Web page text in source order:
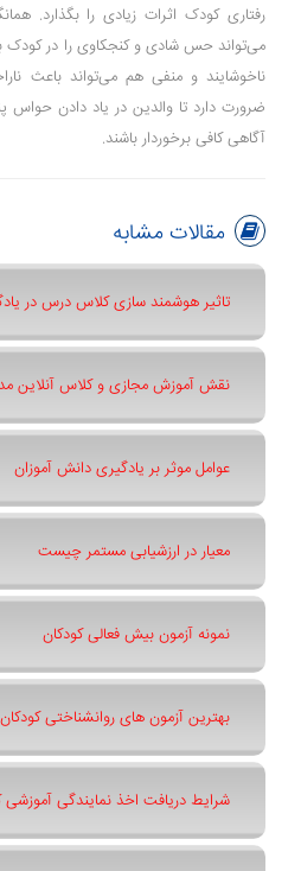
رفتاری کودک اثرات زیادی را بگذارد.
می‌تواند حس شادی و کنجکاوی را در کودک
ناخوشایند و منفی هم می‌تواند باعث
ضرورت دارد تا والدین در یاد دادن حواس
آگاهی کافی برخوردار باشند.
مقالات مشابه
تاثیر هوشمند سازی کلاس درس در
نقش آموزش مجازی و کلاس آنلاین
عوامل موثر بر یادگیری دانش آموزان
معیار در ارزشیابی مستمر چیست
نمونه آزمون بیش فعالی کودکان
بهترین آزمون های روانشناختی کودکان
شرایط دریافت اخذ نمایندگی آموزشی